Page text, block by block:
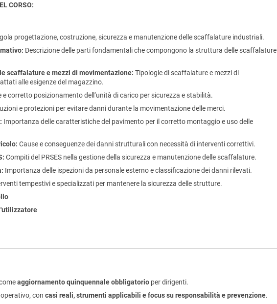
CORSO:
progettazione, costruzione, sicurezza e manutenzione delle scaffalature industriali.
Descrizione delle parti fondamentali che compongono la struttura delle scaffalature
scaffalature e mezzi di movimentazione: Tipologie di scaffalature e mezzi di
alle esigenze del magazzino.
e corretto posizionamento dell’unità di carico per sicurezza e stabilità.
e protezioni per evitare danni durante la movimentazione delle merci.
Importanza delle caratteristiche del pavimento per il corretto montaggio e uso delle
Cause e conseguenze dei danni strutturali con necessità di interventi correttivi.
Compiti del PRSES nella gestione della sicurezza e manutenzione delle scaffalature.
Importanza delle ispezioni da personale esterno e classificazione dei danni rilevati.
tempestivi e specializzati per mantenere la sicurezza delle strutture.
aggiornamento quinquennale obbligatorio per dirigenti.
con casi reali, strumenti applicabili e focus su responsabilità e prevenzione.